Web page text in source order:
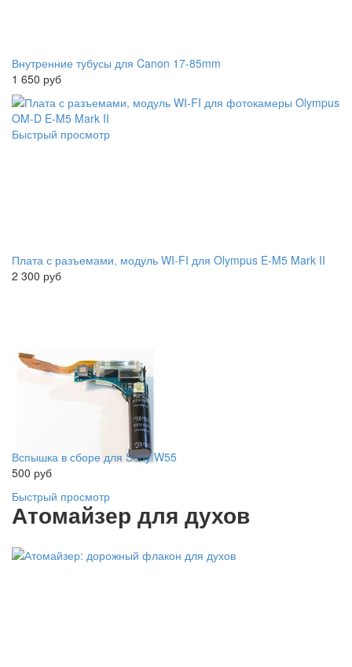
Внутренние тубусы для Canon 17-85mm
1 650 руб
Быстрый просмотр
Плата с разъемами, модуль WI-FI для Olympus E‑M5 Mark II
2 300 руб
Быстрый просмотр
Вспышка в сборе для Sony W55
500 руб
Атомайзер для духов